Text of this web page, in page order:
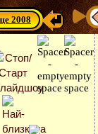
2008